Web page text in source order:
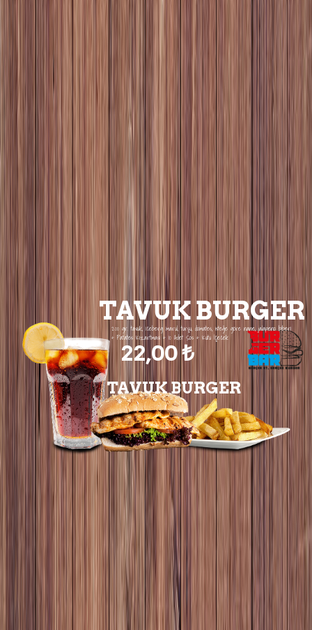
TAVUK BURGER
TAVUK BURGER
200 gr. tavuk, iceberg marul, turşu, domates, isteğe göre nane, jalapeno biberi
+ Patates Kızartması + 10 Adet Sos + Kutu İçecek
22,00 ₺